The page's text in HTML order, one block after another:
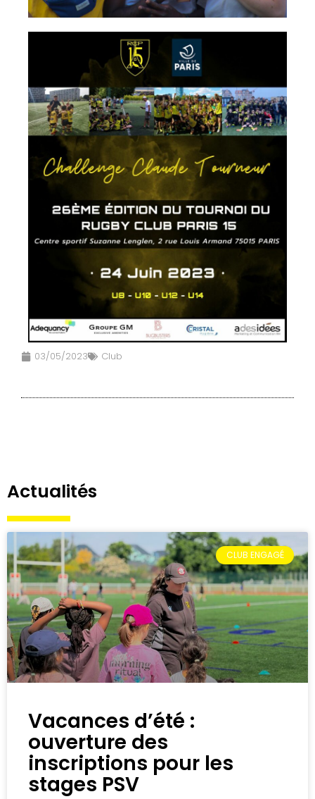
03/05/2023 Club
Actualités
CLUB ENGAGÉ
Vacances d’été :
ouverture des
inscriptions pour les
stages PSV